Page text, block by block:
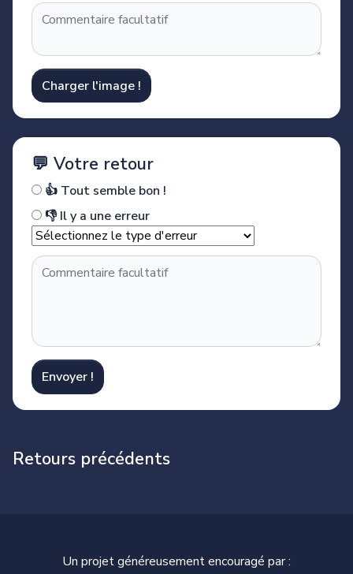
Charger l'image !
💬 Votre retour
👍 Tout semble bon !
👎 Il y a une erreur
Envoyer !
Retours précédents
Un projet généreusement encouragé par :